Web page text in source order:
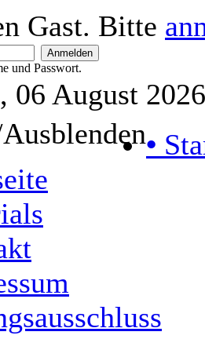
Gast. Bitte
und Passwort.
06 August
•